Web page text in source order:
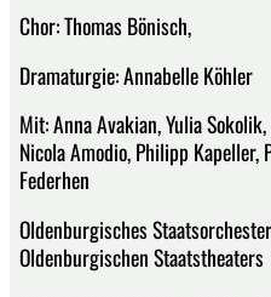
Chor: Thomas Bönisch,
Dramaturgie: Annabelle Köhler
Mit: Anna Avakian, Yulia
Nicola Amodio, Philipp Kapeller,
Federhen
Oldenburgisches
Oldenburgischen Staatstheaters